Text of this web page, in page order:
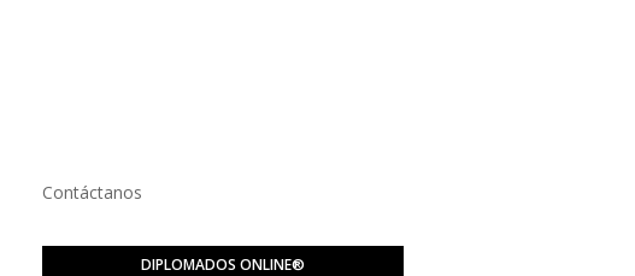
Contáctanos
DIPLOMADOS ONLINE®️